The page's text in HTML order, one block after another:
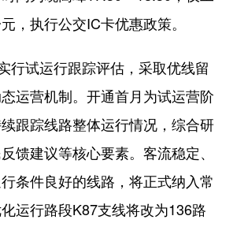
，执行公交IC卡优惠政策。
试运行跟踪评估，采取优线留
运营机制。开通首月为试运营阶
跟踪线路整体运行情况，综合研
馈建议等核心要素。客流稳定、
条件良好的线路，将正式纳入常
运行路段K87支线将改为136路